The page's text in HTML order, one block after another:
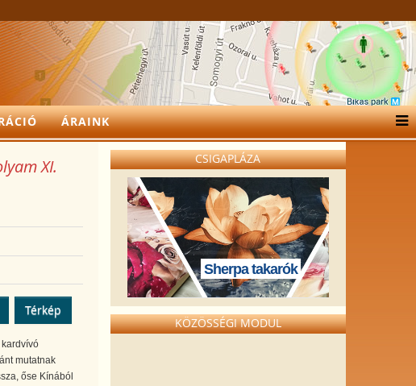
ÁRAINK
XI.
Térkép
mutatnak
őse Kínából
CSIGAPLÁZA
Sherpa takarók
KÖZÖSSÉGI MODUL